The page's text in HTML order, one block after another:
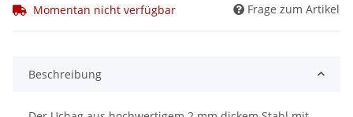
Momentan nicht verfügbar Frage zum Artikel
Beschreibung